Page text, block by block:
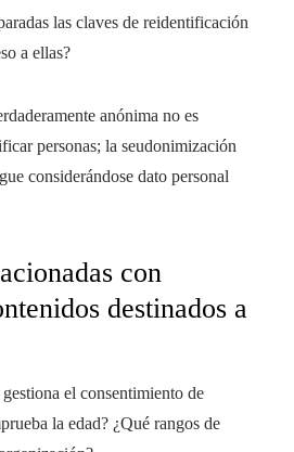
las claves de reidentificación
a ellas?
anónima no es
personas; la seudonimización
considerándose dato personal
con
destinados a
el consentimiento de
la edad? ¿Qué rangos de